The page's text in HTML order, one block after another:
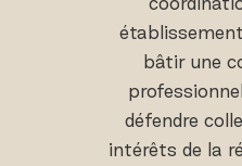
bâtir une
défendre
intérêts de la